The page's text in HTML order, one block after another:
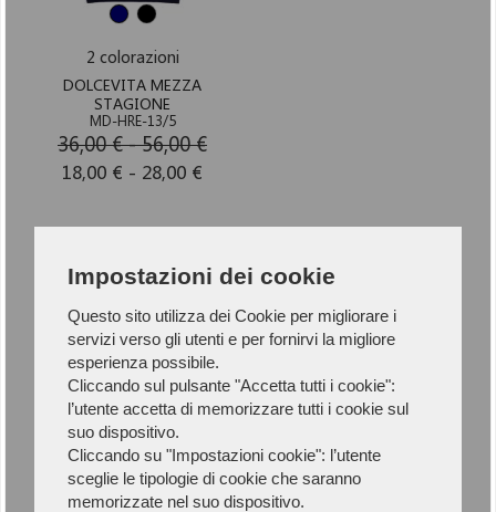
Impostazioni dei cookie
Questo sito utilizza dei Cookie per migliorare i
servizi verso gli utenti e per fornirvi la migliore
esperienza possibile.
Cliccando sul pulsante "Accetta tutti i cookie":
l’utente accetta di memorizzare tutti i cookie sul
suo dispositivo.
Cliccando su "Impostazioni cookie": l’utente
sceglie le tipologie di cookie che saranno
memorizzate nel suo dispositivo.
2 colorazioni
DOLCEVITA MEZZA
STAGIONE
MD-HRE-13/5
36,00 € - 56,00 €
18,00 € - 28,00 €
Newsletter
Iscriviti alla Newsletter per rimanere
aggiornato.